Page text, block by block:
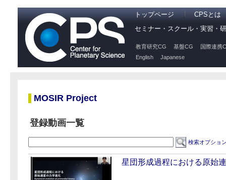
トップページ
CPSとは
セミナー・スクール・実習・
教育研究CG 基盤CG
国際連携
English
Japanese
MOSIR Project
登録動画一覧
検索オプショ
星団形成過程における原始